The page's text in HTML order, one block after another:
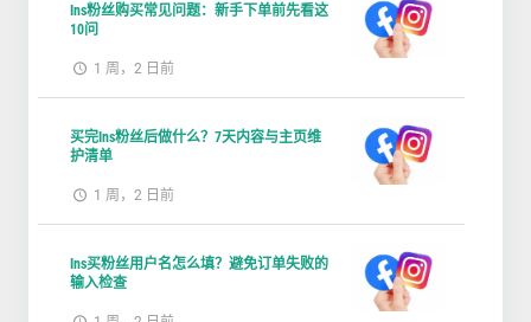
Ins粉丝购买常见问题：新手下单前先看这
10问
1 周，2 日前
买完Ins粉丝后做什么？7天内容与主页维
护清单
1 周，2 日前
Ins买粉丝用户名怎么填？避免订单失败的
输入检查